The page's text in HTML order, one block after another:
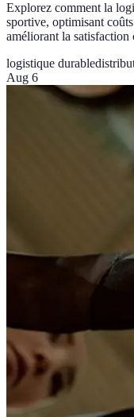
Explorez comment la
sportive, optimisant
améliorant la satisfaction
logistique durable
Aug 6